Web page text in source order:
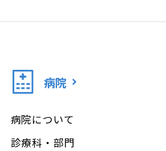
病院
病院について
診療科・部門